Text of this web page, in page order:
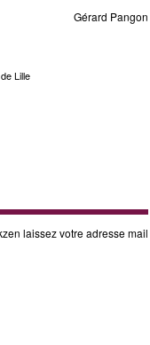
Gérard Pangon
Lille
laissez votre adresse mail